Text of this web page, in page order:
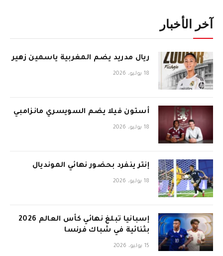
آخر الأخبار
ريال مدريد يضم المغربية ياسمين زهير
18 يوليو، 2026
أستون فيلا يضم السويسري مانزامبي
18 يوليو، 2026
إنتر ينفرد بحضور نهائي المونديال
18 يوليو، 2026
إسبانيا تبلغ نهائي كأس العالم 2026
بثنائية في شباك فرنسا
15 يوليو، 2026